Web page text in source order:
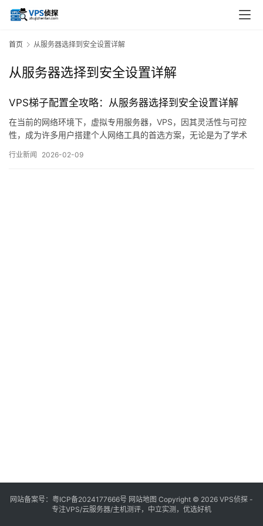
首页 从服务器选择到安全设置详解
从服务器选择到安全设置详解
VPS梯子配置全攻略：从服务器选择到安全设置详解
在当前的网络环境下，虚拟专用服务器，VPS，因其灵活性与可控
性，成为许多用户搭建个人网络工具的首选方案，无论是为了学术
础配置与安全设置都显得尤为重要，本文将从一个实际使用者的视
行业新闻 2026-02-09
网站备案号： 粤ICP备2024177666号 网站地图 Copyright © 2026 VPS侦探 -
专注VPS/云服务器/主机测评，中立实测，优选好机